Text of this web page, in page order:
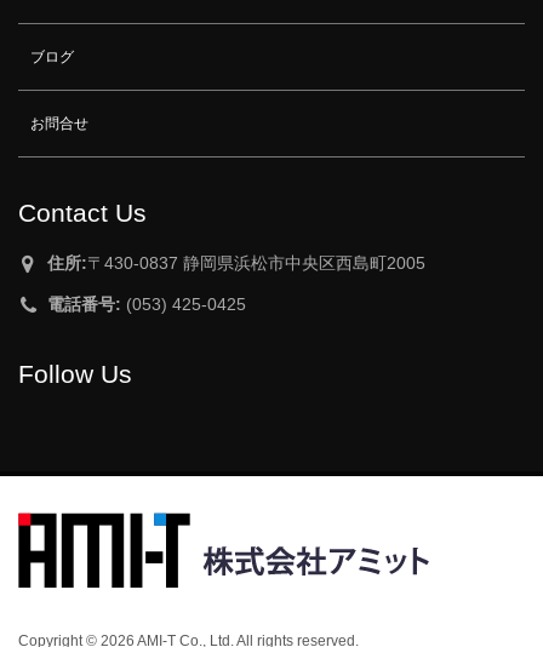
ブログ
お問合せ
Contact Us
住所:〒430-0837 静岡県浜松市中央区西島町2005
電話番号: (053) 425-0425
Follow Us
Copyright © 2026 AMI-T Co., Ltd. All rights reserved.